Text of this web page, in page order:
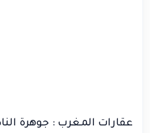
عقارات المغرب : جوهرة